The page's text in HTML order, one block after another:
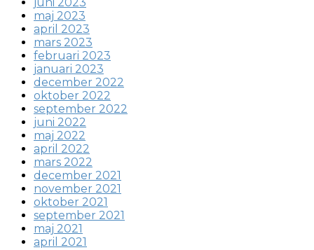
maj 2023
april 2023
mars 2023
februari 2023
januari 2023
december 2022
oktober 2022
september 2022
juni 2022
maj 2022
april 2022
mars 2022
december 2021
november 2021
oktober 2021
september 2021
maj 2021
april 2021